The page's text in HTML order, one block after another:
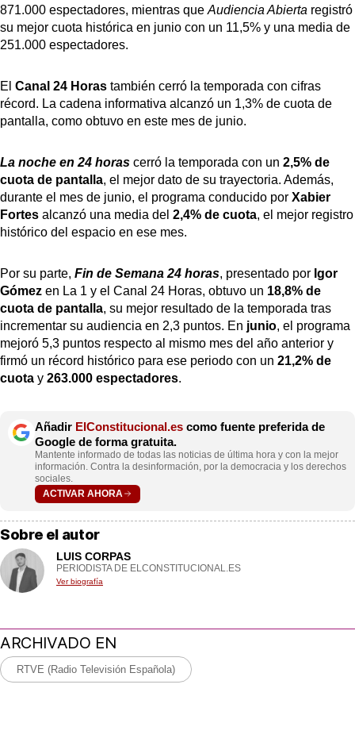
871.000 espectadores, mientras que Audiencia Abierta registró
su mejor cuota histórica en junio con un 11,5% y una media de
251.000 espectadores.
El Canal 24 Horas también cerró la temporada con cifras
récord. La cadena informativa alcanzó un 1,3% de cuota de
pantalla, como obtuvo en este mes de junio.
La noche en 24 horas cerró la temporada con un 2,5% de
cuota de pantalla, el mejor dato de su trayectoria. Además,
durante el mes de junio, el programa conducido por Xabier
Fortes alcanzó una media del 2,4% de cuota, el mejor registro
histórico del espacio en ese mes.
Por su parte, Fin de Semana 24 horas, presentado por Igor
Gómez en La 1 y el Canal 24 Horas, obtuvo un 18,8% de
cuota de pantalla, su mejor resultado de la temporada tras
incrementar su audiencia en 2,3 puntos. En junio, el programa
mejoró 5,3 puntos respecto al mismo mes del año anterior y
firmó un récord histórico para ese periodo con un 21,2% de
cuota y 263.000 espectadores.
Añadir ElConstitucional.es como fuente preferida de
Google de forma gratuita.
Mantente informado de todas las noticias de última hora y con la mejor
información. Contra la desinformación, por la democracia y los derechos
sociales.
ACTIVAR AHORA
Sobre el autor
LUIS CORPAS
PERIODISTA DE ELCONSTITUCIONAL.ES
Ver biografía
ARCHIVADO EN
RTVE (Radio Televisión Española)